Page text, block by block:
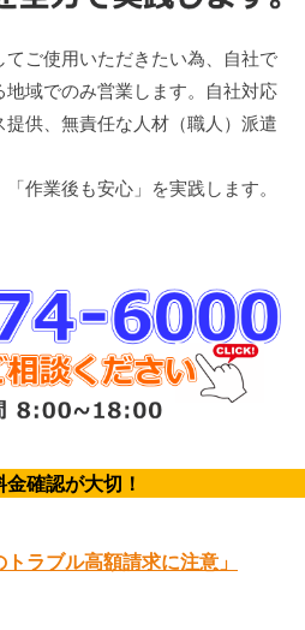
ご使用いただきたい為、自社で
域でのみ営業します。自社対応
供、無責任な人材（職人）派遣
作業後も安心」を実践します。
確認が大切！
ラブル高額請求に注意」